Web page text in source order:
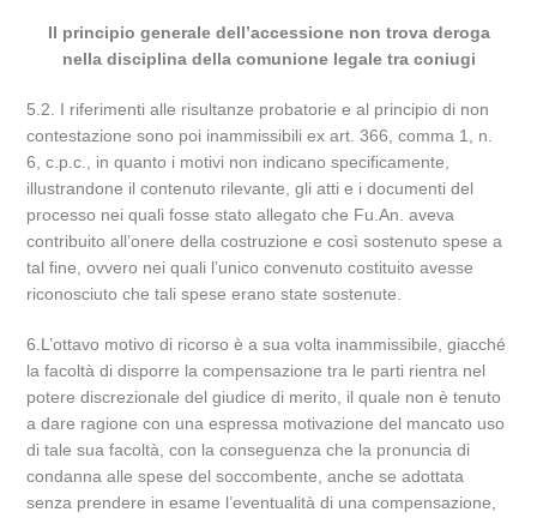
Il principio generale dell’accessione non trova deroga
nella disciplina della comunione legale tra coniugi
5.2. I riferimenti alle risultanze probatorie e al principio di non
contestazione sono poi inammissibili ex art. 366, comma 1, n.
6, c.p.c., in quanto i motivi non indicano specificamente,
illustrandone il contenuto rilevante, gli atti e i documenti del
processo nei quali fosse stato allegato che Fu.An. aveva
contribuito all’onere della costruzione e così sostenuto spese a
tal fine, ovvero nei quali l’unico convenuto costituito avesse
riconosciuto che tali spese erano state sostenute.
6.L’ottavo motivo di ricorso è a sua volta inammissibile, giacché
la facoltà di disporre la compensazione tra le parti rientra nel
potere discrezionale del giudice di merito, il quale non è tenuto
a dare ragione con una espressa motivazione del mancato uso
di tale sua facoltà, con la conseguenza che la pronuncia di
condanna alle spese del soccombente, anche se adottata
senza prendere in esame l’eventualità di una compensazione,